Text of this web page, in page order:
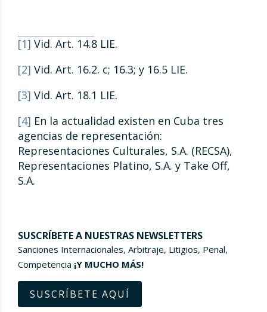
[1] Vid. Art. 14.8 LIE.
[2] Vid. Art. 16.2. c; 16.3; y 16.5 LIE.
[3] Vid. Art. 18.1 LIE.
[4] En la actualidad existen en Cuba tres
agencias de representación:
Representaciones Culturales, S.A. (RECSA),
Representaciones Platino, S.A. y Take Off,
S.A.
SUSCRÍBETE A NUESTRAS NEWSLETTERS
Sanciones Internacionales, Arbitraje, Litigios, Penal,
Competencia ¡Y MUCHO MÁS!
SUSCRÍBETE AQUÍ